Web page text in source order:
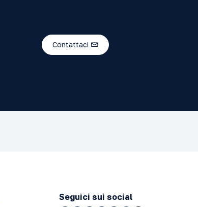
Contattaci
Seguici sui social